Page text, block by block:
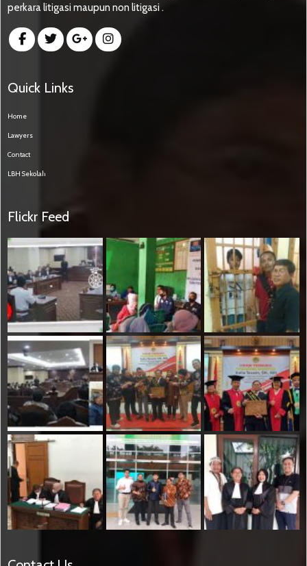
perkara litigasi maupun non litigasi .
Quick Links
Home
Lawyers
Contact
LBH Sekolah
Flickr Feed